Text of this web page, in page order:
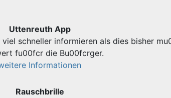
Uttenreuth App
schneller informieren als dies bisher
fu00fcr die Bu00fcrger.
Informationen
Rauschbrille